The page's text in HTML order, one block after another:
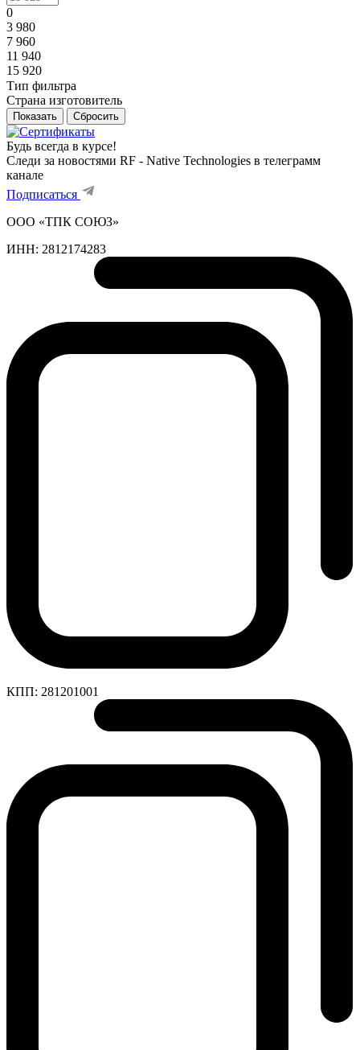
0
3 980
7 960
11 940
15 920
Тип фильтра
Страна изготовитель
Сбросить
Будь всегда в курсе!
Следи за новостями RF - Native Technologies в телеграмм
канале
Подписаться
ООО «ТПК СОЮЗ»
ИНН: 2812174283
КПП: 281201001